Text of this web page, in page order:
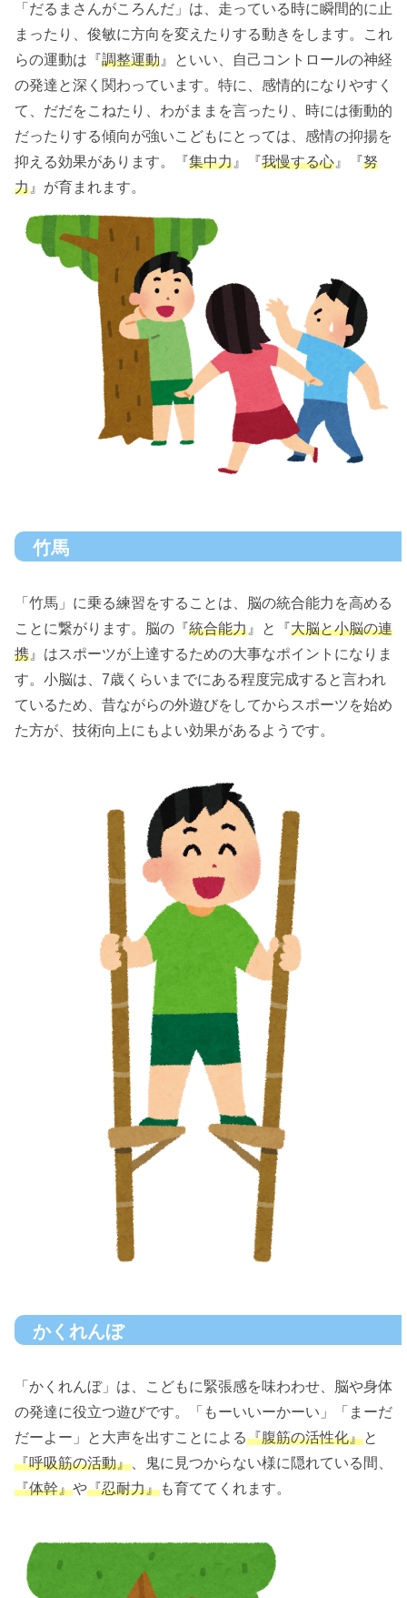
「だるまさんがころんだ」は、走っている時に瞬間的に止
まったり、俊敏に方向を変えたりする動きをします。これ
らの運動は『調整運動 』といい、自己コントロールの神経
の発達と深く関わっています。特に、感情的になりやすく
て、だだをこねたり、わがままを言ったり、時には衝動的
だったりする傾向が強いこどもにとっては、感情の抑揚を
抑える効果があります。『集中力 』『我慢する心 』『努
力 』が育まれます。
竹馬
「竹馬」に乗る練習をすることは、脳の統合能力を高める
ことに繋がります。脳の『統合能力 』と『大脳と小脳の連
携 』はスポーツが上達するための大事なポイントになりま
す。小脳は、7歳くらいまでにある程度完成すると言われ
ているため、昔ながらの外遊びをしてからスポーツを始め
た方が、技術向上にもよい効果があるようです。
かくれんぼ
「かくれんぼ」は、こどもに緊張感を味わわせ、脳や身体
の発達に役立つ遊びです。「もーいいーかーい」「まーだ
だーよー」と大声を出すことによる『腹筋の活性化』と
『呼吸筋の活動』 、鬼に見つからない様に隠れている間、
『体幹』や『忍耐力』も育ててくれます。